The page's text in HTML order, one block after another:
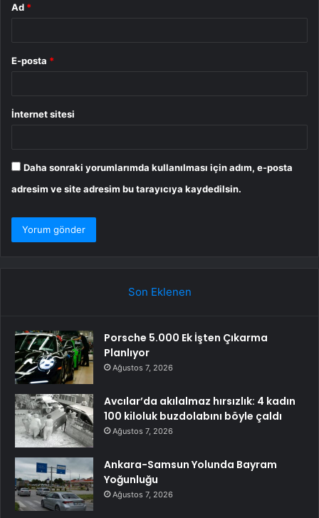
Ad *
E-posta *
İnternet sitesi
Daha sonraki yorumlarımda kullanılması için adım, e-posta
adresim ve site adresim bu tarayıcıya kaydedilsin.
Son Eklenen
Porsche 5.000 Ek İşten Çıkarma
Planlıyor
Ağustos 7, 2026
Avcılar’da akılalmaz hırsızlık: 4 kadın
100 kiloluk buzdolabını böyle çaldı
Ağustos 7, 2026
Ankara-Samsun Yolunda Bayram
Yoğunluğu
Ağustos 7, 2026